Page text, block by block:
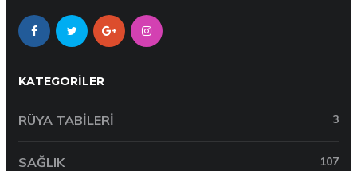
KATEGORILER
RÜYA TABILERI 3
SAĞLIK 107